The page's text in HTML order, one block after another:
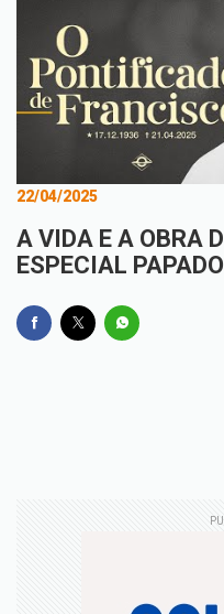
22/04/2025
A VIDA E A OBRA
ESPECIAL